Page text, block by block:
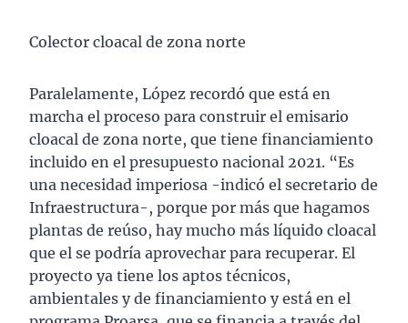
Colector cloacal de zona norte
Paralelamente, López recordó que está en
marcha el proceso para construir el emisario
cloacal de zona norte, que tiene financiamiento
incluido en el presupuesto nacional 2021. “Es
una necesidad imperiosa -indicó el secretario de
Infraestructura-, porque por más que hagamos
plantas de reúso, hay mucho más líquido cloacal
que el se podría aprovechar para recuperar. El
proyecto ya tiene los aptos técnicos,
ambientales y de financiamiento y está en el